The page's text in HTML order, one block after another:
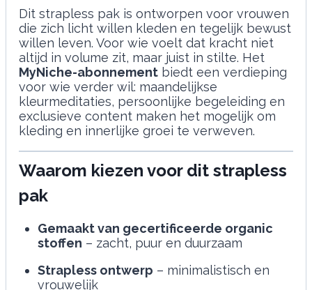
Dit strapless pak is ontworpen voor vrouwen
die zich licht willen kleden en tegelijk bewust
willen leven. Voor wie voelt dat kracht niet
altijd in volume zit, maar juist in stilte. Het
MyNiche-abonnement biedt een verdieping
voor wie verder wil: maandelijkse
kleurmeditaties, persoonlijke begeleiding en
exclusieve content maken het mogelijk om
kleding en innerlijke groei te verweven.
Waarom kiezen voor dit strapless
pak
Gemaakt van gecertificeerde organic
stoffen – zacht, puur en duurzaam
Strapless ontwerp – minimalistisch en
vrouwelijk